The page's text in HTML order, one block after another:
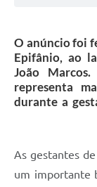
O anúncio foi
Epifânio, ao
João
representa
durante a
As gestantes
um importante